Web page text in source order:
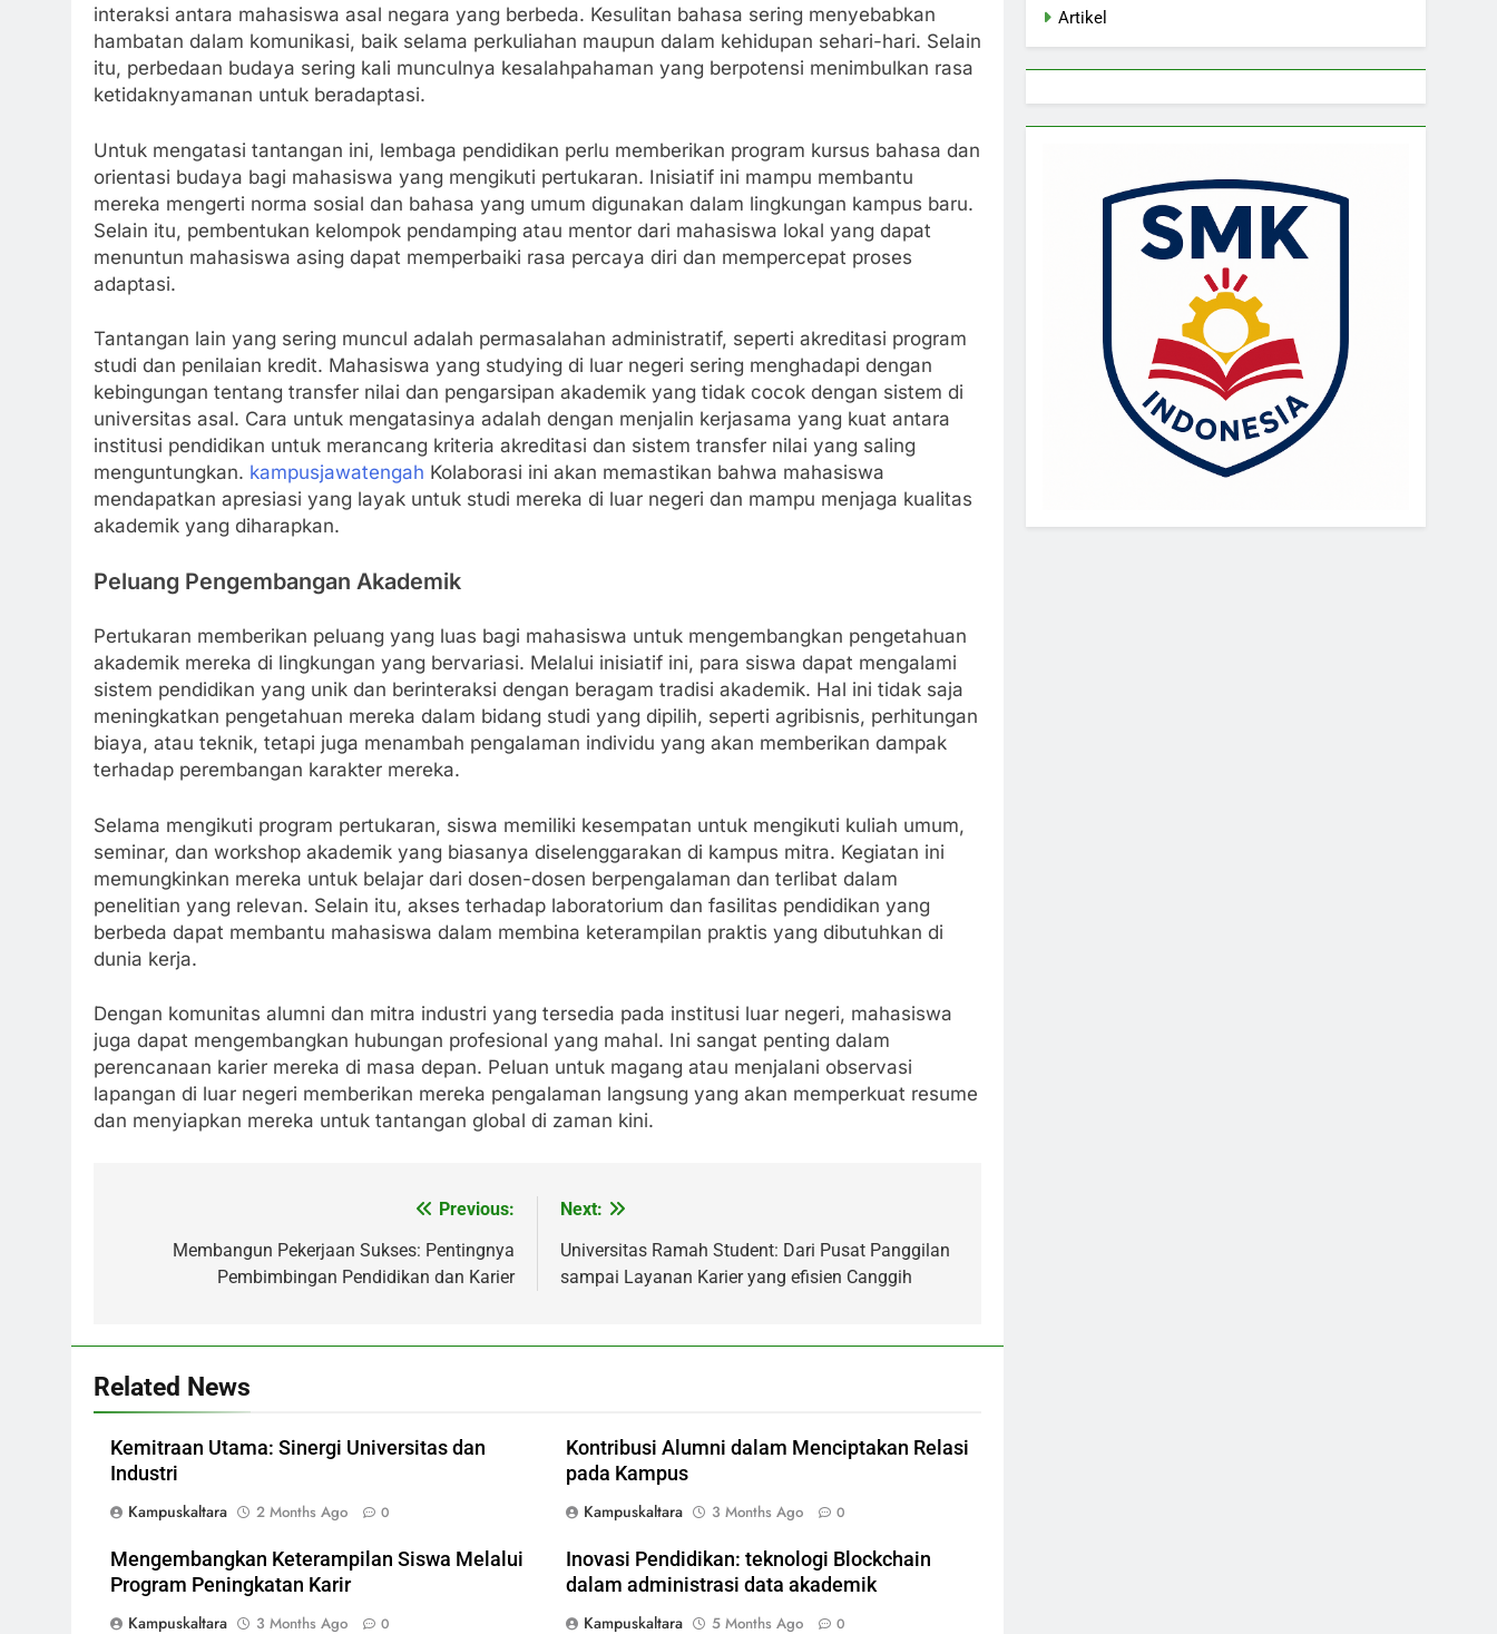
interaksi antara mahasiswa asal negara yang berbeda. Kesulitan bahasa sering menyebabkan
hambatan dalam komunikasi, baik selama perkuliahan maupun dalam kehidupan sehari-hari. Selain
itu, perbedaan budaya sering kali munculnya kesalahpahaman yang berpotensi menimbulkan rasa
ketidaknyamanan untuk beradaptasi.
Untuk mengatasi tantangan ini, lembaga pendidikan perlu memberikan program kursus bahasa dan
orientasi budaya bagi mahasiswa yang mengikuti pertukaran. Inisiatif ini mampu membantu
mereka mengerti norma sosial dan bahasa yang umum digunakan dalam lingkungan kampus baru.
Selain itu, pembentukan kelompok pendamping atau mentor dari mahasiswa lokal yang dapat
menuntun mahasiswa asing dapat memperbaiki rasa percaya diri dan mempercepat proses
adaptasi.
Tantangan lain yang sering muncul adalah permasalahan administratif, seperti akreditasi program
studi dan penilaian kredit. Mahasiswa yang studying di luar negeri sering menghadapi dengan
kebingungan tentang transfer nilai dan pengarsipan akademik yang tidak cocok dengan sistem di
universitas asal. Cara untuk mengatasinya adalah dengan menjalin kerjasama yang kuat antara
institusi pendidikan untuk merancang kriteria akreditasi dan sistem transfer nilai yang saling
menguntungkan. kampusjawatengah Kolaborasi ini akan memastikan bahwa mahasiswa
mendapatkan apresiasi yang layak untuk studi mereka di luar negeri dan mampu menjaga kualitas
akademik yang diharapkan.
Peluang Pengembangan Akademik
Pertukaran memberikan peluang yang luas bagi mahasiswa untuk mengembangkan pengetahuan
akademik mereka di lingkungan yang bervariasi. Melalui inisiatif ini, para siswa dapat mengalami
sistem pendidikan yang unik dan berinteraksi dengan beragam tradisi akademik. Hal ini tidak saja
meningkatkan pengetahuan mereka dalam bidang studi yang dipilih, seperti agribisnis, perhitungan
biaya, atau teknik, tetapi juga menambah pengalaman individu yang akan memberikan dampak
terhadap perembangan karakter mereka.
Selama mengikuti program pertukaran, siswa memiliki kesempatan untuk mengikuti kuliah umum,
seminar, dan workshop akademik yang biasanya diselenggarakan di kampus mitra. Kegiatan ini
memungkinkan mereka untuk belajar dari dosen-dosen berpengalaman dan terlibat dalam
penelitian yang relevan. Selain itu, akses terhadap laboratorium dan fasilitas pendidikan yang
berbeda dapat membantu mahasiswa dalam membina keterampilan praktis yang dibutuhkan di
dunia kerja.
Dengan komunitas alumni dan mitra industri yang tersedia pada institusi luar negeri, mahasiswa
juga dapat mengembangkan hubungan profesional yang mahal. Ini sangat penting dalam
perencanaan karier mereka di masa depan. Peluan untuk magang atau menjalani observasi
lapangan di luar negeri memberikan mereka pengalaman langsung yang akan memperkuat resume
dan menyiapkan mereka untuk tantangan global di zaman kini.
navigation
Previous:
Membangun Pekerjaan Sukses: Pentingnya
Pembimbingan Pendidikan dan Karier
Next:
Universitas Ramah Student: Dari Pusat Panggilan
sampai Layanan Karier yang efisien Canggih
Related News
Kemitraan Utama: Sinergi Universitas dan
Industri
Kampuskaltara
2 Months Ago 0
Kontribusi Alumni dalam Menciptakan Relasi
pada Kampus
Kampuskaltara
3 Months Ago 0
Mengembangkan Keterampilan Siswa Melalui
Program Peningkatan Karir
Kampuskaltara
3 Months Ago 0
Inovasi Pendidikan: teknologi Blockchain
dalam administrasi data akademik
Kampuskaltara
5 Months Ago 0
Artikel